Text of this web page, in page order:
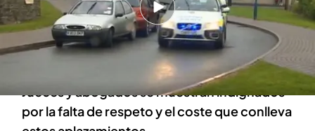
Más de cien juicios han sido aplazados por la
escasez de transporte penitenciario para
trasladar a los acusados
Jueces y abogados se muestran indignados
por la falta de respeto y el coste que conlleva